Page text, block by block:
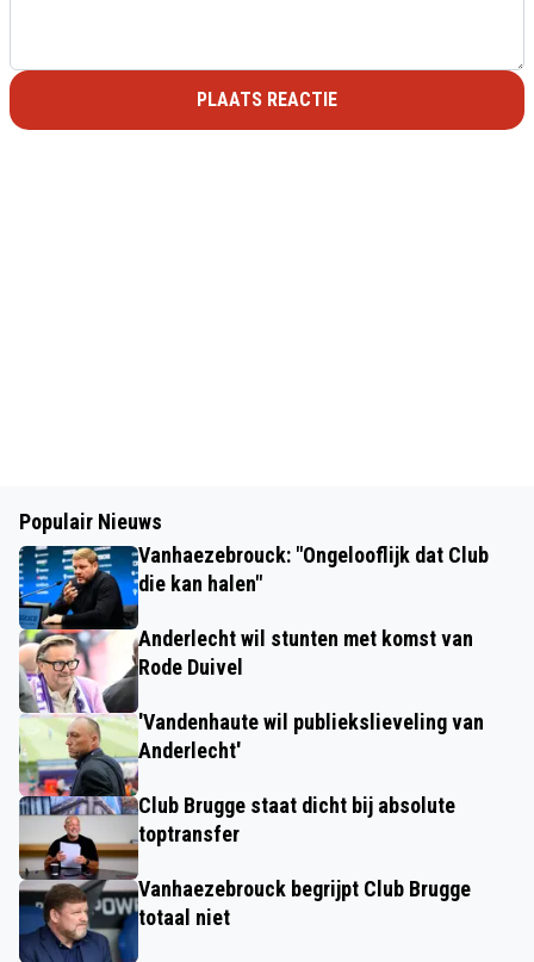
PLAATS REACTIE
Populair Nieuws
Vanhaezebrouck: "Ongelooflijk dat Club
die kan halen"
Anderlecht wil stunten met komst van
Rode Duivel
'Vandenhaute wil publiekslieveling van
Anderlecht'
Club Brugge staat dicht bij absolute
toptransfer
Vanhaezebrouck begrijpt Club Brugge
totaal niet